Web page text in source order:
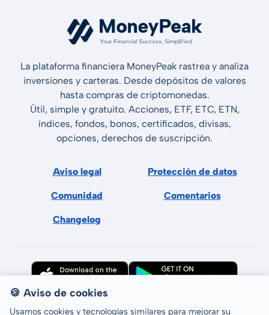
La plataforma financiera MoneyPeak rastrea y analiza
inversiones y carteras. Desde depósitos de valores
hasta compras de criptomonedas.
Útil, simple y gratuito. Acciones, ETF, ETC, ETN,
índices, fondos, bonos, certificados, divisas,
opciones, derechos de suscripción.
Aviso legal Protección de datos
Comunidad Comentarios
Changelog
🍪 Aviso de cookies
Usamos cookies y tecnologías similares para mejorar su